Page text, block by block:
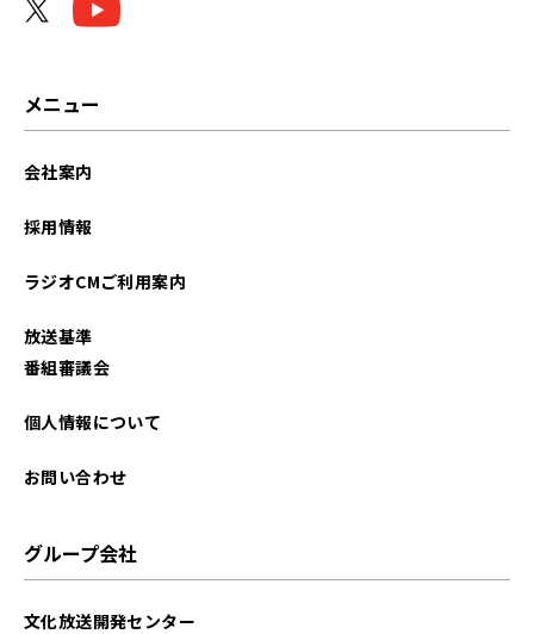
メニュー
会社案内
採用情報
ラジオCMご利用案内
放送基準
番組審議会
個人情報について
お問い合わせ
グループ会社
文化放送開発センター